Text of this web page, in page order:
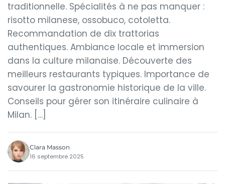
traditionnelle. Spécialités à ne pas manquer :
risotto milanese, ossobuco, cotoletta.
Recommandation de dix trattorias
authentiques. Ambiance locale et immersion
dans la culture milanaise. Découverte des
meilleurs restaurants typiques. Importance de
savourer la gastronomie historique de la ville.
Conseils pour gérer son itinéraire culinaire à
Milan. […]
Clara Masson
16 septembre 2025